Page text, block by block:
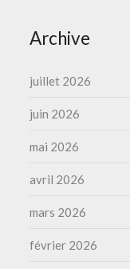
Archive
juillet 2026
juin 2026
mai 2026
avril 2026
mars 2026
février 2026